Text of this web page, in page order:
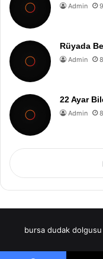
Admin
Rüyada
Admin
22 Ayar
Admin
bursa dudak dolgusu